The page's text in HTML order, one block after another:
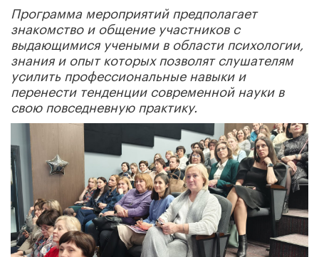
Программа мероприятий предполагает
знакомство и общение участников с
выдающимися учеными в области психологии,
знания и опыт которых позволят слушателям
усилить профессиональные навыки и
перенести тенденции современной науки в
свою повседневную практику.